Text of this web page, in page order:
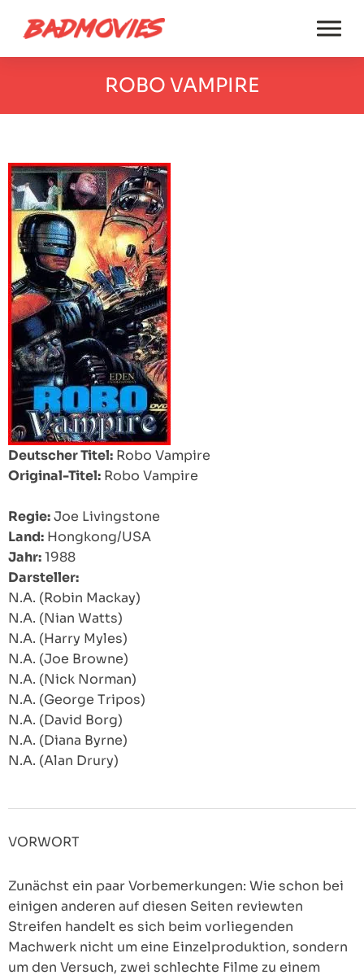
ROBO VAMPIRE
Deutscher Titel: Robo Vampire
Original-Titel: Robo Vampire
Regie:Joe Livingstone
Land: Hongkong/USA
Jahr:1988
Darsteller:
N.A. (Robin Mackay)
N.A. (Nian Watts)
N.A. (Harry Myles)
N.A. (Joe Browne)
N.A. (Nick Norman)
N.A. (George Tripos)
N.A. (David Borg)
N.A. (Diana Byrne)
N.A. (Alan Drury)
VORWORT
Zunächst ein paar Vorbemerkungen: Wie schon bei
einigen anderen auf diesen Seiten reviewten
Streifen handelt es sich beim vorliegenden
Machwerk nicht um eine Einzelproduktion, sondern
um den Versuch, zwei schlechte Filme zu einem